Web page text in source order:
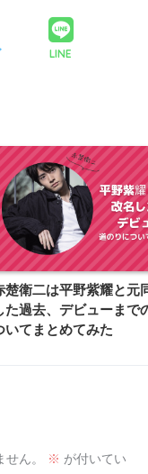
LINE
楚衛二は平野紫耀と元
た過去、デビューまで
いてまとめてみた
ん。 ※ が付いてい